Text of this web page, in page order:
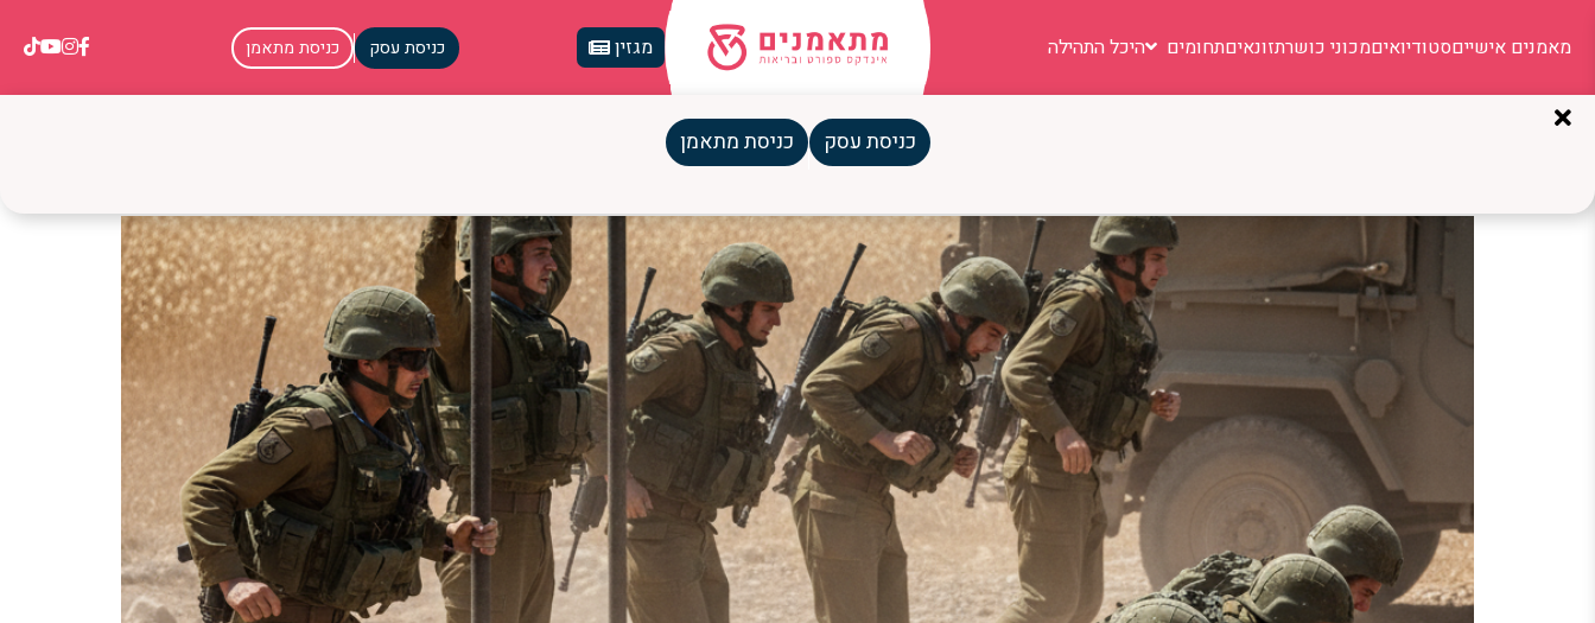
מאמנים אישייםסטודיואיםמכוני כושרתזונאיםתחומים היכל התהילה מגזין כניסת עסק כניסת מתאמן
כניסת עסק כניסת מתאמן
אימונים לצבא: כך תגיעו לגיוס חזקים, מוכנים ובטוחים בעצמכם